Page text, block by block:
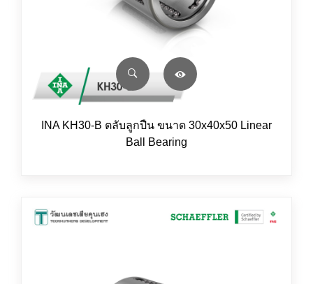
INA KH30-B ตลับลูกปืน ขนาด 30x40x50 Linear
Ball Bearing